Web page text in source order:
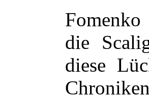
die
diese